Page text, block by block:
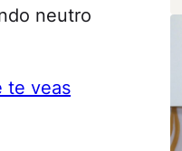
neutro
te veas